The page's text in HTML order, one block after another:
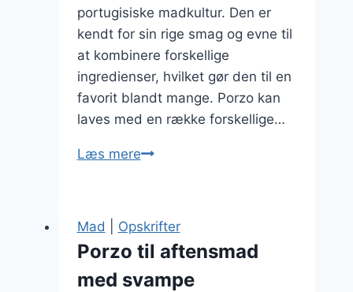
portugisiske madkultur. Den er
kendt for sin rige smag og evne til
at kombinere forskellige
ingredienser, hvilket gør den til en
favorit blandt mange. Porzo kan
laves med en række forskellige…
Læs merePorzo
og
Mad Opskrifter
Porzo til aftensmad
med svampe